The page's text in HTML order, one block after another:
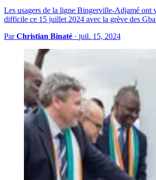
Les usagers de la ligne Bingerville-Adjamé ont
difficile ce 15 juillet 2024 avec la grève des
ParChristian Binaté · juil. 15, 2024